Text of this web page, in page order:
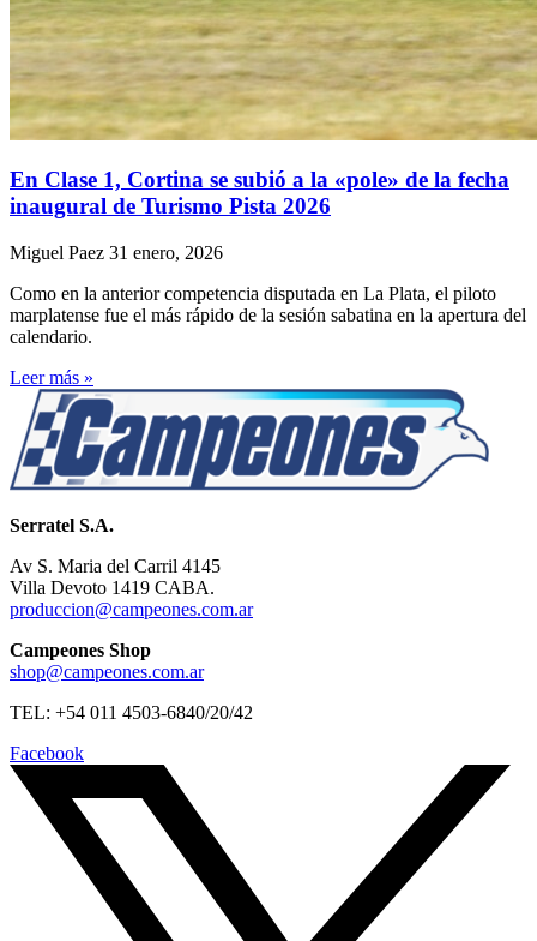
En Clase 1, Cortina se subió a la «pole» de la fecha
inaugural de Turismo Pista 2026
Miguel Paez 31 enero, 2026
Como en la anterior competencia disputada en La Plata, el piloto
marplatense fue el más rápido de la sesión sabatina en la apertura del
calendario.
Leer más »
Serratel S.A.
Av S. Maria del Carril 4145
Villa Devoto 1419 CABA.
produccion@campeones.com.ar
Campeones Shop
shop@campeones.com.ar
TEL: +54 011 4503-6840/20/42
Facebook